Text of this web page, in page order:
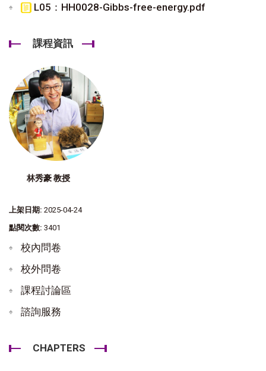
L05：HH0028-Gibbs-free-energy.pdf
課程資訊
林秀豪 教授
上架日期: 2025-04-24
點閱次數: 3401
校內問卷
校外問卷
課程討論區
諮詢服務
CHAPTERS